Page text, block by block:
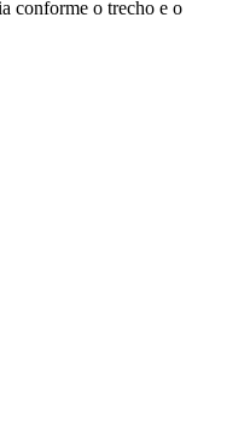
conforme o trecho e o